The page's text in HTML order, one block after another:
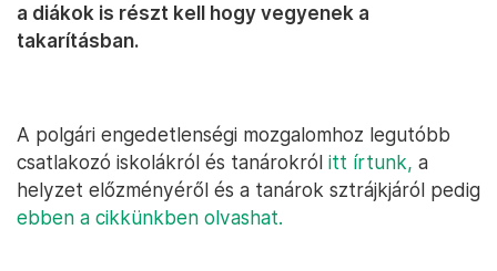
a diákok is részt kell hogy vegyenek a
takarításban.
A polgári engedetlenségi mozgalomhoz legutóbb
csatlakozó iskolákról és tanárokról itt írtunk, a
helyzet előzményéről és a tanárok sztrájkjáról pedig
ebben a cikkünkben olvashat.